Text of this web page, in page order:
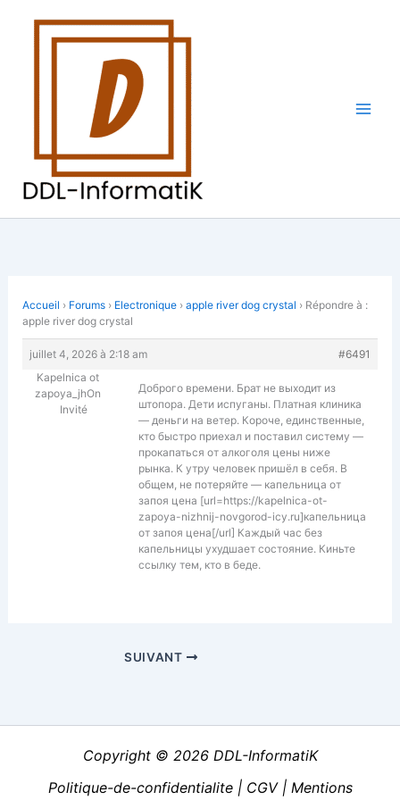
Accueil › Forums › Electronique › apple river dog crystal › Répondre à :
apple river dog crystal
juillet 4, 2026 à 2:18 am
#6491
Kapelnica ot
zapoya_jhOn
Invité
Доброго времени. Брат не выходит из
штопора. Дети испуганы. Платная клиника
— деньги на ветер. Короче, единственные,
кто быстро приехал и поставил систему —
прокапаться от алкоголя цены ниже
рынка. К утру человек пришёл в себя. В
общем, не потеряйте — капельница от
запоя цена [url=https://kapelnica-ot-
zapoya-nizhnij-novgorod-icy.ru]капельница
от запоя цена[/url] Каждый час без
капельницы ухудшает состояние. Киньте
ссылку тем, кто в беде.
SUIVANT
Copyright © 2026 DDL-InformatiK
Politique-de-confidentialite | CGV | Mentions